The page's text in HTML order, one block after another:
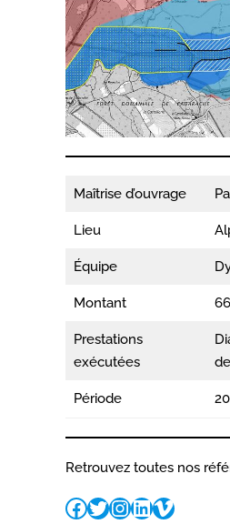
Maîtrise d’ouvrage
Lieu
Équipe
Montant
Prestations
exécutées
Période
Retrouvez toutes nos